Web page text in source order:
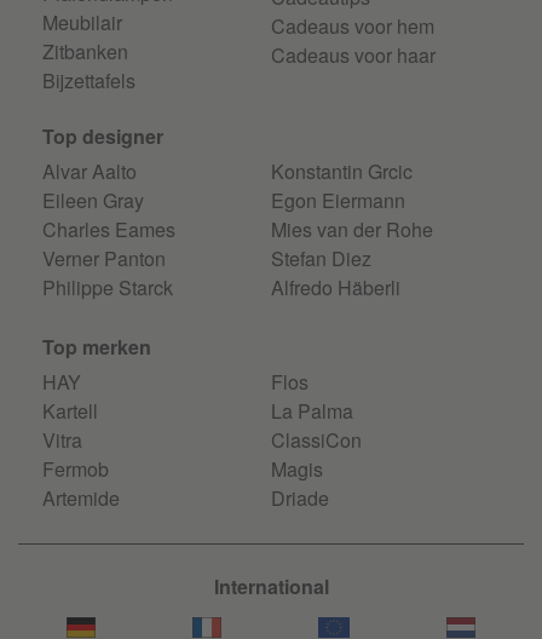
Meubilair
Zitbanken
Bijzettafels
Cadeaus voor hem
Cadeaus voor haar
Top designer
Alvar Aalto
Eileen Gray
Charles Eames
Verner Panton
Philippe Starck
Konstantin Grcic
Egon Eiermann
Mies van der Rohe
Stefan Diez
Alfredo Häberli
Top merken
HAY
Kartell
Vitra
Fermob
Artemide
Flos
La Palma
ClassiCon
Magis
Driade
International